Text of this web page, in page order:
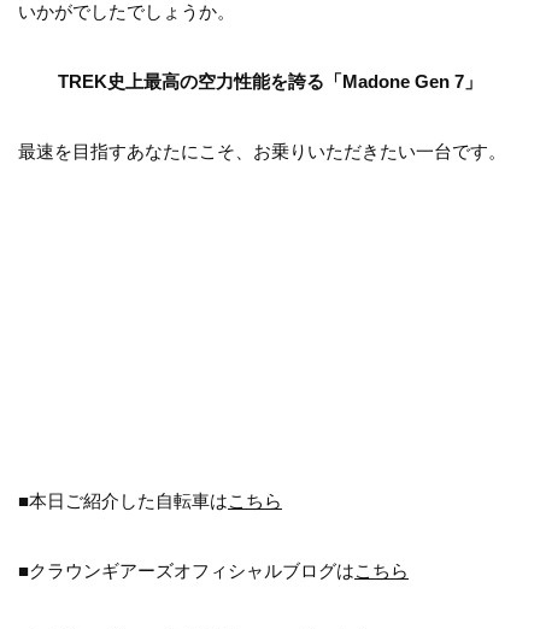
いかがでしたでしょうか。
TREK史上最高の空力性能を誇る「Madone Gen 7」
最速を目指すあなたにこそ、お乗りいただきたい一台です。
■本日ご紹介した自転車はこちら
■クラウンギアーズオフィシャルブログはこちら